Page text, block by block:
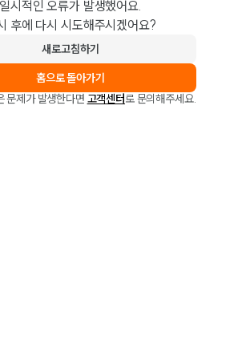
일시적인 오류가 발생했어요.
후에 다시 시도해주시겠어요?
새로고침하기
홈으로 돌아가기
문제가 발생한다면 고객센터로 문의해주세요.